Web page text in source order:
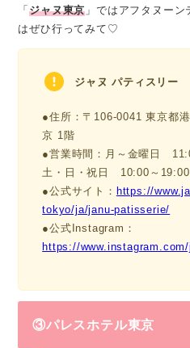
「ジャヌ東京 」ではアフタヌー
はぜひ行ってみて♡
ジャヌ パティスリー
●住所：〒106-0041 東京都
京 1階
●営業時間：月～金曜日
土・日・祝日 10:00～19:00
●公式サイト： https://
tokyo/ja/janu-patisserie/
●公式Instagram：
https://
③パレスホテル東京